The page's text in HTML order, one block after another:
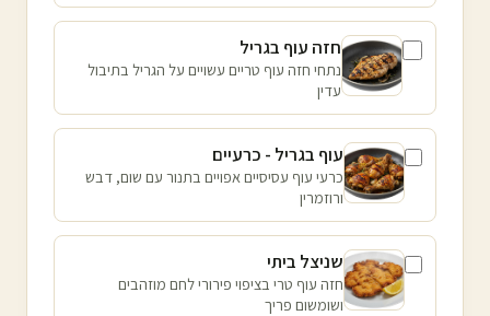
חזה עוף בגריל
נתחי חזה עוף טריים עשויים על הגריל בתיבול
עדין
עוף בגריל - כרעיים
כרעי עוף עסיסיים אפויים בתנור עם שום, דבש
ורוזמרין
שניצל ביתי
חזה עוף טרי בציפוי פירורי לחם מוזהבים
ושומשום פריך